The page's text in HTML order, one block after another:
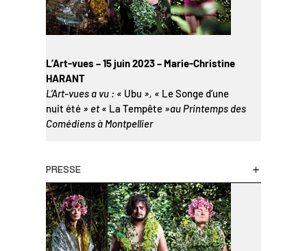
L’Art-vues – 15 juin 2023 – Marie-Christine
HARANT
L’Art-vues a vu : « Ubu », « Le Songe d’une
nuit été » et « La Tempête »au Printemps des
Comédiens à Montpellier
PRESSE